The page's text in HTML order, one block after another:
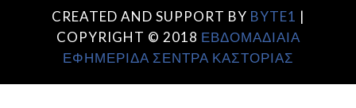
CREATED AND SUPPORT BY BYTE1 |
COPYRIGHT © 2018 ΕΒΔΟΜΑΔΙΑΙΑ
ΕΦΗΜΕΡΙΔΑ ΣΕΝΤΡΑ ΚΑΣΤΟΡΙΑΣ